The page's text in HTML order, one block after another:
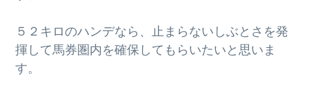
５２キロのハンデなら、止まらないしぶとさを発
揮して馬券圏内を確保してもらいたいと思いま
す。